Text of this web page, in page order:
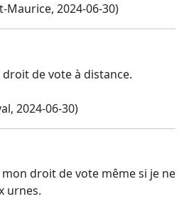
Maurice, 2024-06-30)
de vote à distance.
2024-06-30)
droit de vote même si je ne
urnes.